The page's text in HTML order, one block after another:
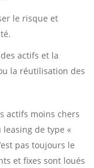
le risque et
actifs et la
la réutilisation des
actifs moins chers
de type «
pas toujours le
et fixes sont loués